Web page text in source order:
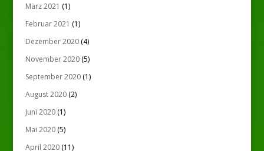
März 2021 (1)
Februar 2021 (1)
Dezember 2020(4)
November 2020(5)
September 2020(1)
August 2020(2)
Juni 2020(1)
Mai 2020(5)
April 2020(11)